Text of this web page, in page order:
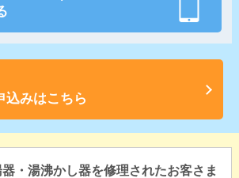
込みはこちら
・湯沸かし器を修理されたお客さま